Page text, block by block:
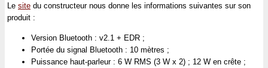
Le site du constructeur nous donne les informations suivantes sur son
produit :
Version Bluetooth : v2.1 + EDR ;
Portée du signal Bluetooth : 10 mètres ;
Puissance haut-parleur : 6 W RMS (3 W x 2) ; 12 W en crête ;